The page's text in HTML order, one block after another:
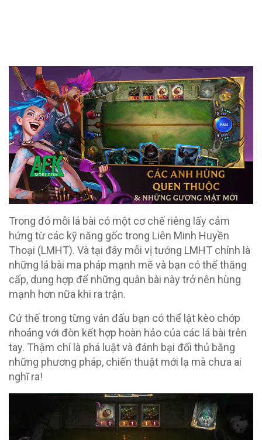
Trong đó mỗi lá bài có một cơ chế riêng lấy cảm
hứng từ các kỹ năng gốc trong Liên Minh Huyền
Thoại (LMHT). Và tại đây mỗi vị tướng LMHT chính là
những lá bài ma pháp mạnh mẽ và bạn có thể thăng
cấp, dung hợp để những quân bài này trở nên hùng
mạnh hơn nữa khi ra trận.
Cứ thế trong từng ván đấu bạn có thể lật kèo chớp
nhoáng với đòn kết hợp hoàn hảo của các lá bài trên
tay. Thậm chí là phá luật và đánh bại đối thủ bằng
những phương pháp, chiến thuật mới lạ mà chưa ai
nghĩ ra!